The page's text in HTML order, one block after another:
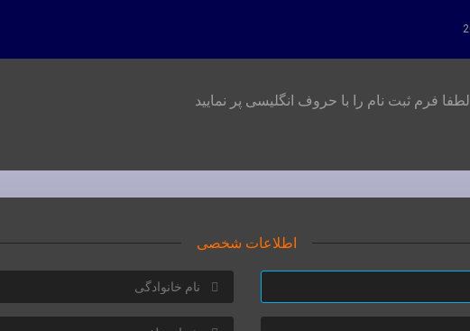
لطفا فرم ثبت نام را با حروف انگلیسی پر نمایید
اطلاعات شخصی